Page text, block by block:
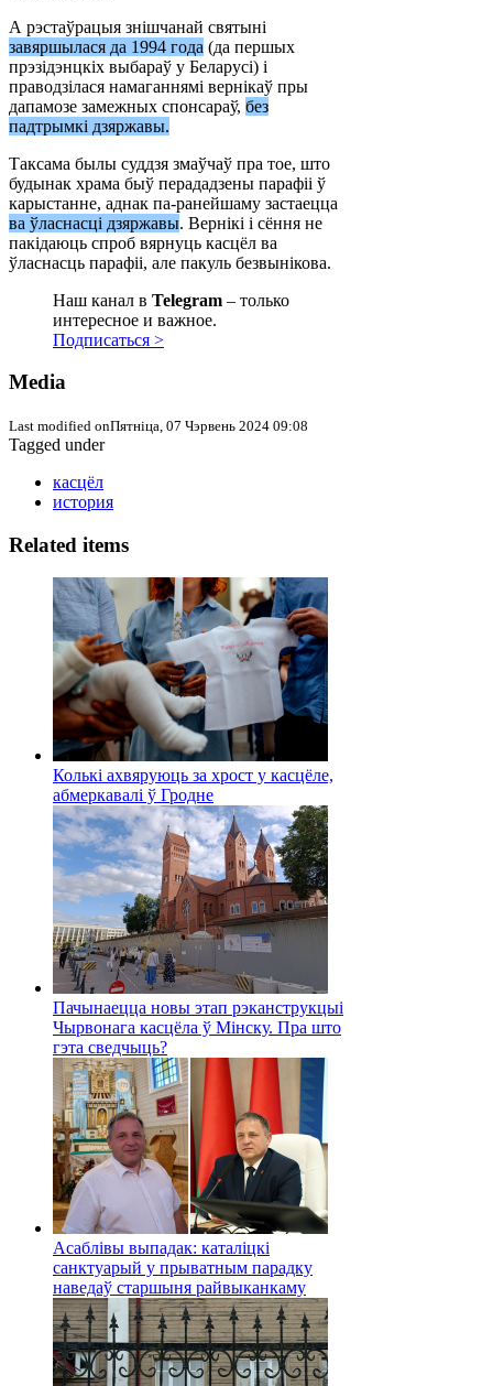
А рэстаўрацыя знішчанай святыні
завяршылася да 1994 года (да першых
прэзідэнцкіх выбараў у Беларусі) і
праводзілася намаганнямі вернікаў пры
дапамозе замежных спонсараў, без
падтрымкі дзяржавы.
Таксама былы суддзя змаўчаў пра тое, што
будынак храма быў перададзены парафіі ў
карыстанне, аднак па-ранейшаму застаецца
ва ўласнасці дзяржавы. Вернікі і сёння не
пакідаюць спроб вярнуць касцёл ва
ўласнасць парафіі, але пакуль безвынікова.
Наш канал в Telegram – только
интересное и важное.
Подписаться >
Media
Last modified onПятніца, 07 Чэрвень 2024 09:08
Tagged under
касцёл
история
Related items
Колькі ахвяруюць за хрост у касцёле,
абмеркавалі ў Гродне
Пачынаецца новы этап рэканструкцыі
Чырвонага касцёла ў Мінску. Пра што
гэта сведчыць?
Асаблівы выпадак: каталіцкі
санктуарый у прыватным парадку
наведаў старшыня райвыканкаму